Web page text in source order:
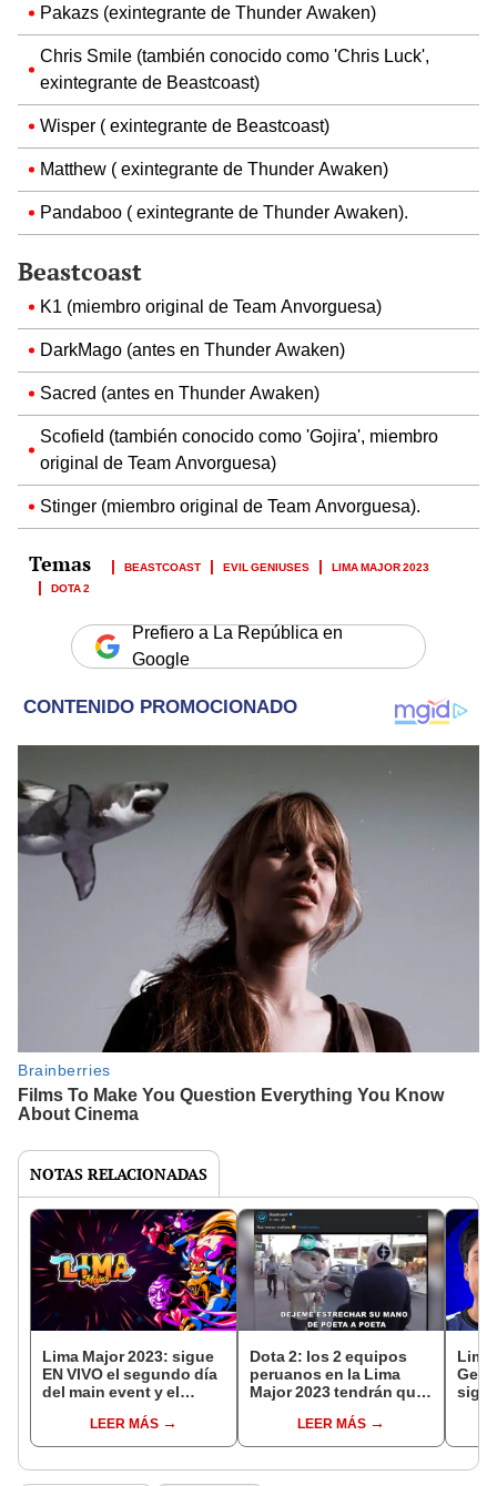
Pakazs (exintegrante de Thunder Awaken)
Chris Smile (también conocido como 'Chris Luck',
exintegrante de Beastcoast)
Wisper ( exintegrante de Beastcoast)
Matthew ( exintegrante de Thunder Awaken)
Pandaboo ( exintegrante de Thunder Awaken).
Beastcoast
K1 (miembro original de Team Anvorguesa)
DarkMago (antes en Thunder Awaken)
Sacred (antes en Thunder Awaken)
Scofield (también conocido como 'Gojira', miembro
original de Team Anvorguesa)
Stinger (miembro original de Team Anvorguesa).
BEASTCOAST EVIL GENIUSES
LIMA MAJOR 2023
DOTA 2
Prefiero a La República en
Google
NOTAS RELACIONADAS
Lima Major 2023: sigue
EN VIVO el segundo día
del main event y el
GeniusesLEER MÁS
Dota 2: los 2 equipos
peruanos en la Lima
Major 2023 tendrán que
LEER MÁS
Lima